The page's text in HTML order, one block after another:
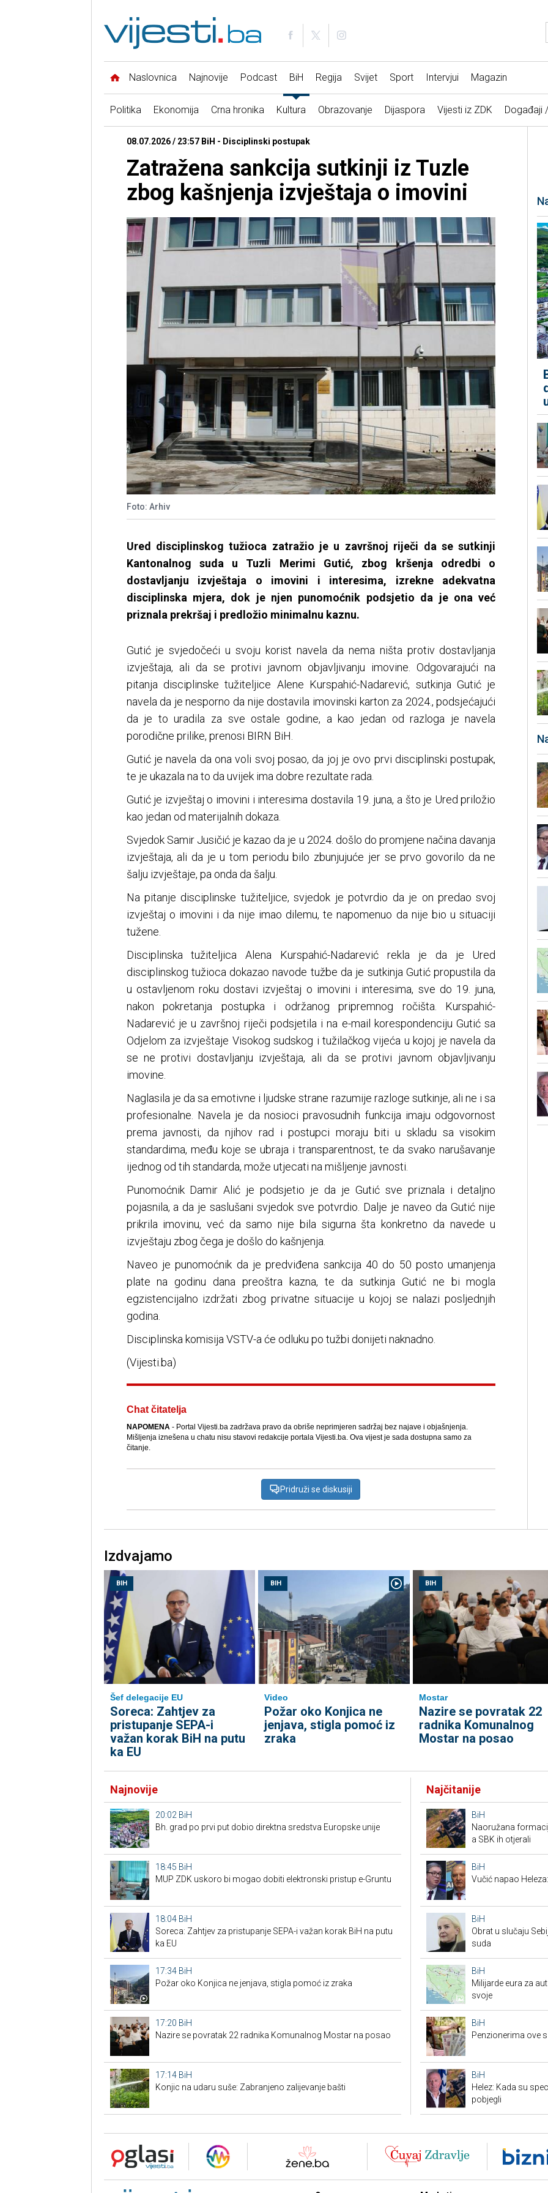
Naslovnica Najnovije Podcast BiH Regija Svijet Sport Intervjui Magazin
Politika Ekonomija Crna hronika Kultura Obrazovanje Dijaspora Vijesti iz ZDK Događaji
08.07.2026 / 23:57 BiH - Disciplinski postupak
Zatražena sankcija sutkinji iz Tuzle
zbog kašnjenja izvještaja o imovini
Foto: Arhiv
Ured disciplinskog tužioca zatražio je u završnoj riječi da se sutkinji
Kantonalnog suda u Tuzli Merimi Gutić, zbog kršenja odredbi o
dostavljanju izvještaja o imovini i interesima, izrekne adekvatna
disciplinska mjera, dok je njen punomoćnik podsjetio da je ona već
priznala prekršaj i predložio minimalnu kaznu.
Gutić je svjedočeći u svoju korist navela da nema ništa protiv dostavljanja
izvještaja, ali da se protivi javnom objavljivanju imovine. Odgovarajući na
pitanja disciplinske tužiteljice Alene Kurspahić-Nadarević, sutkinja Gutić je
navela da je nesporno da nije dostavila imovinski karton za 2024., podsjećajući
da je to uradila za sve ostale godine, a kao jedan od razloga je navela
porodične prilike, prenosi BIRN BiH.
Gutić je navela da ona voli svoj posao, da joj je ovo prvi disciplinski postupak,
te je ukazala na to da uvijek ima dobre rezultate rada.
Gutić je izvještaj o imovini i interesima dostavila 19. juna, a što je Ured priložio
kao jedan od materijalnih dokaza.
Svjedok Samir Jusičić je kazao da je u 2024. došlo do promjene načina davanja
izvještaja, ali da je u tom periodu bilo zbunjujuće jer se prvo govorilo da ne
šalju izvještaje, pa onda da šalju.
Na pitanje disciplinske tužiteljice, svjedok je potvrdio da je on predao svoj
izvještaj o imovini i da nije imao dilemu, te napomenuo da nije bio u situaciji
tužene.
Disciplinska tužiteljica Alena Kurspahić-Nadarević rekla je da je Ured
disciplinskog tužioca dokazao navode tužbe da je sutkinja Gutić propustila da
u ostavljenom roku dostavi izvještaj o imovini i interesima, sve do 19. juna,
nakon pokretanja postupka i održanog pripremnog ročišta. Kurspahić-
Nadarević je u završnoj riječi podsjetila i na e-mail korespondenciju Gutić sa
Odjelom za izvještaje Visokog sudskog i tužilačkog vijeća u kojoj je navela da
se ne protivi dostavljanju izvještaja, ali da se protivi javnom objavljivanju
imovine.
Naglasila je da sa emotivne i ljudske strane razumije razloge sutkinje, ali ne i sa
profesionalne. Navela je da nosioci pravosudnih funkcija imaju odgovornost
prema javnosti, da njihov rad i postupci moraju biti u skladu sa visokim
standardima, među koje se ubraja i transparentnost, te da svako narušavanje
ijednog od tih standarda, može utjecati na mišljenje javnosti.
Punomoćnik Damir Alić je podsjetio je da je Gutić sve priznala i detaljno
pojasnila, a da je saslušani svjedok sve potvrdio. Dalje je naveo da Gutić nije
prikrila imovinu, već da samo nije bila sigurna šta konkretno da navede u
izvještaju zbog čega je došlo do kašnjenja.
Naveo je punomoćnik da je predviđena sankcija 40 do 50 posto umanjenja
plate na godinu dana preoštra kazna, te da sutkinja Gutić ne bi mogla
egzistencijalno izdržati zbog privatne situacije u kojoj se nalazi posljednjih
godina.
Disciplinska komisija VSTV-a će odluku po tužbi donijeti naknadno.
(Vijesti.ba)
Chat čitatelja
NAPOMENA- Portal Vijesti.ba zadržava pravo da obriše neprimjeren sadržaj bez najave i objašnjenja.
Mišljenja iznešena u chatu nisu stavovi redakcije portala Vijesti.ba. Ova vijest je sada dostupna samo za
čitanje.
Pridruži se diskusiji
Izdvajamo
BIH
Šef delegacije EU
Soreca: Zahtjev za
pristupanje SEPA-i
važan korak BiH na putu
ka EU
BIH
Video
Požar oko Konjica ne
jenjava, stigla pomoć iz
zraka
BIH
Mostar
Nazire se povratak 22
radnika Komunalnog
Mostar na posao
Najnovije
20:02 BiH
Bh. grad po prvi put dobio direktna sredstva Europske unije
18:45 BiH
MUP ZDK uskoro bi mogao dobiti elektronski pristup e-Gruntu
18:04 BiH
Soreca: Zahtjev za pristupanje SEPA-i važan korak BiH na putu
ka EU
17:34 BiH
Požar oko Konjica ne jenjava, stigla pomoć iz zraka
17:20 BiH
Nazire se povratak 22 radnika Komunalnog Mostar na posao
17:14 BiH
Konjic na udaru suše: Zabranjeno zalijevanje bašti
Najčitanije
BiH
Naoružana
a SBK ih otjerali
BiH
Vučić napao
BiH
Obrat u slučaju
suda
BiH
Milijarde eura za
svoje
BiH
Penzionerima ove
BiH
Helez: Kada su
pobjegli